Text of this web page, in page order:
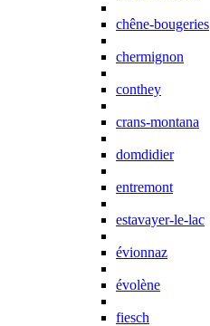
chêne-bougeries
chermignon
conthey
crans-montana
domdidier
entremont
estavayer-le-lac
évionnaz
évolène
fiesch